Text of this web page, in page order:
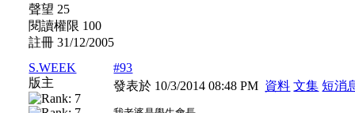
聲望 25
閱讀權限 100
註冊 31/12/2005
S.WEEK
版主
#93
發表於 10/3/2014 08:48 PM 資料 文集 短消